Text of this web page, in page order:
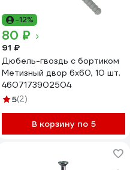
-12%
80 ₽
91 ₽
Дюбель-гвоздь с бортиком
Метизный двор 6x60, 10 шт.
4607173902504
5(2)
В корзину по 5